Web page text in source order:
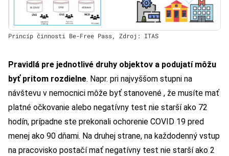
Princíp činnosti Be-Free Pass, Zdroj: ITAS
Pravidlá pre jednotlivé druhy objektov a podujatí môžu
byť pritom rozdielne. Napr. pri najvyššom stupni na
návštevu v nemocnici môže byť stanovené , že musíte mať
platné očkovanie alebo negatívny test nie starší ako 72
hodín, prípadne ste prekonali ochorenie COVID 19 pred
menej ako 90 dňami. Na druhej strane, na každodenný vstup
na pracovisko postačí mať negatívny test nie starší ako 2